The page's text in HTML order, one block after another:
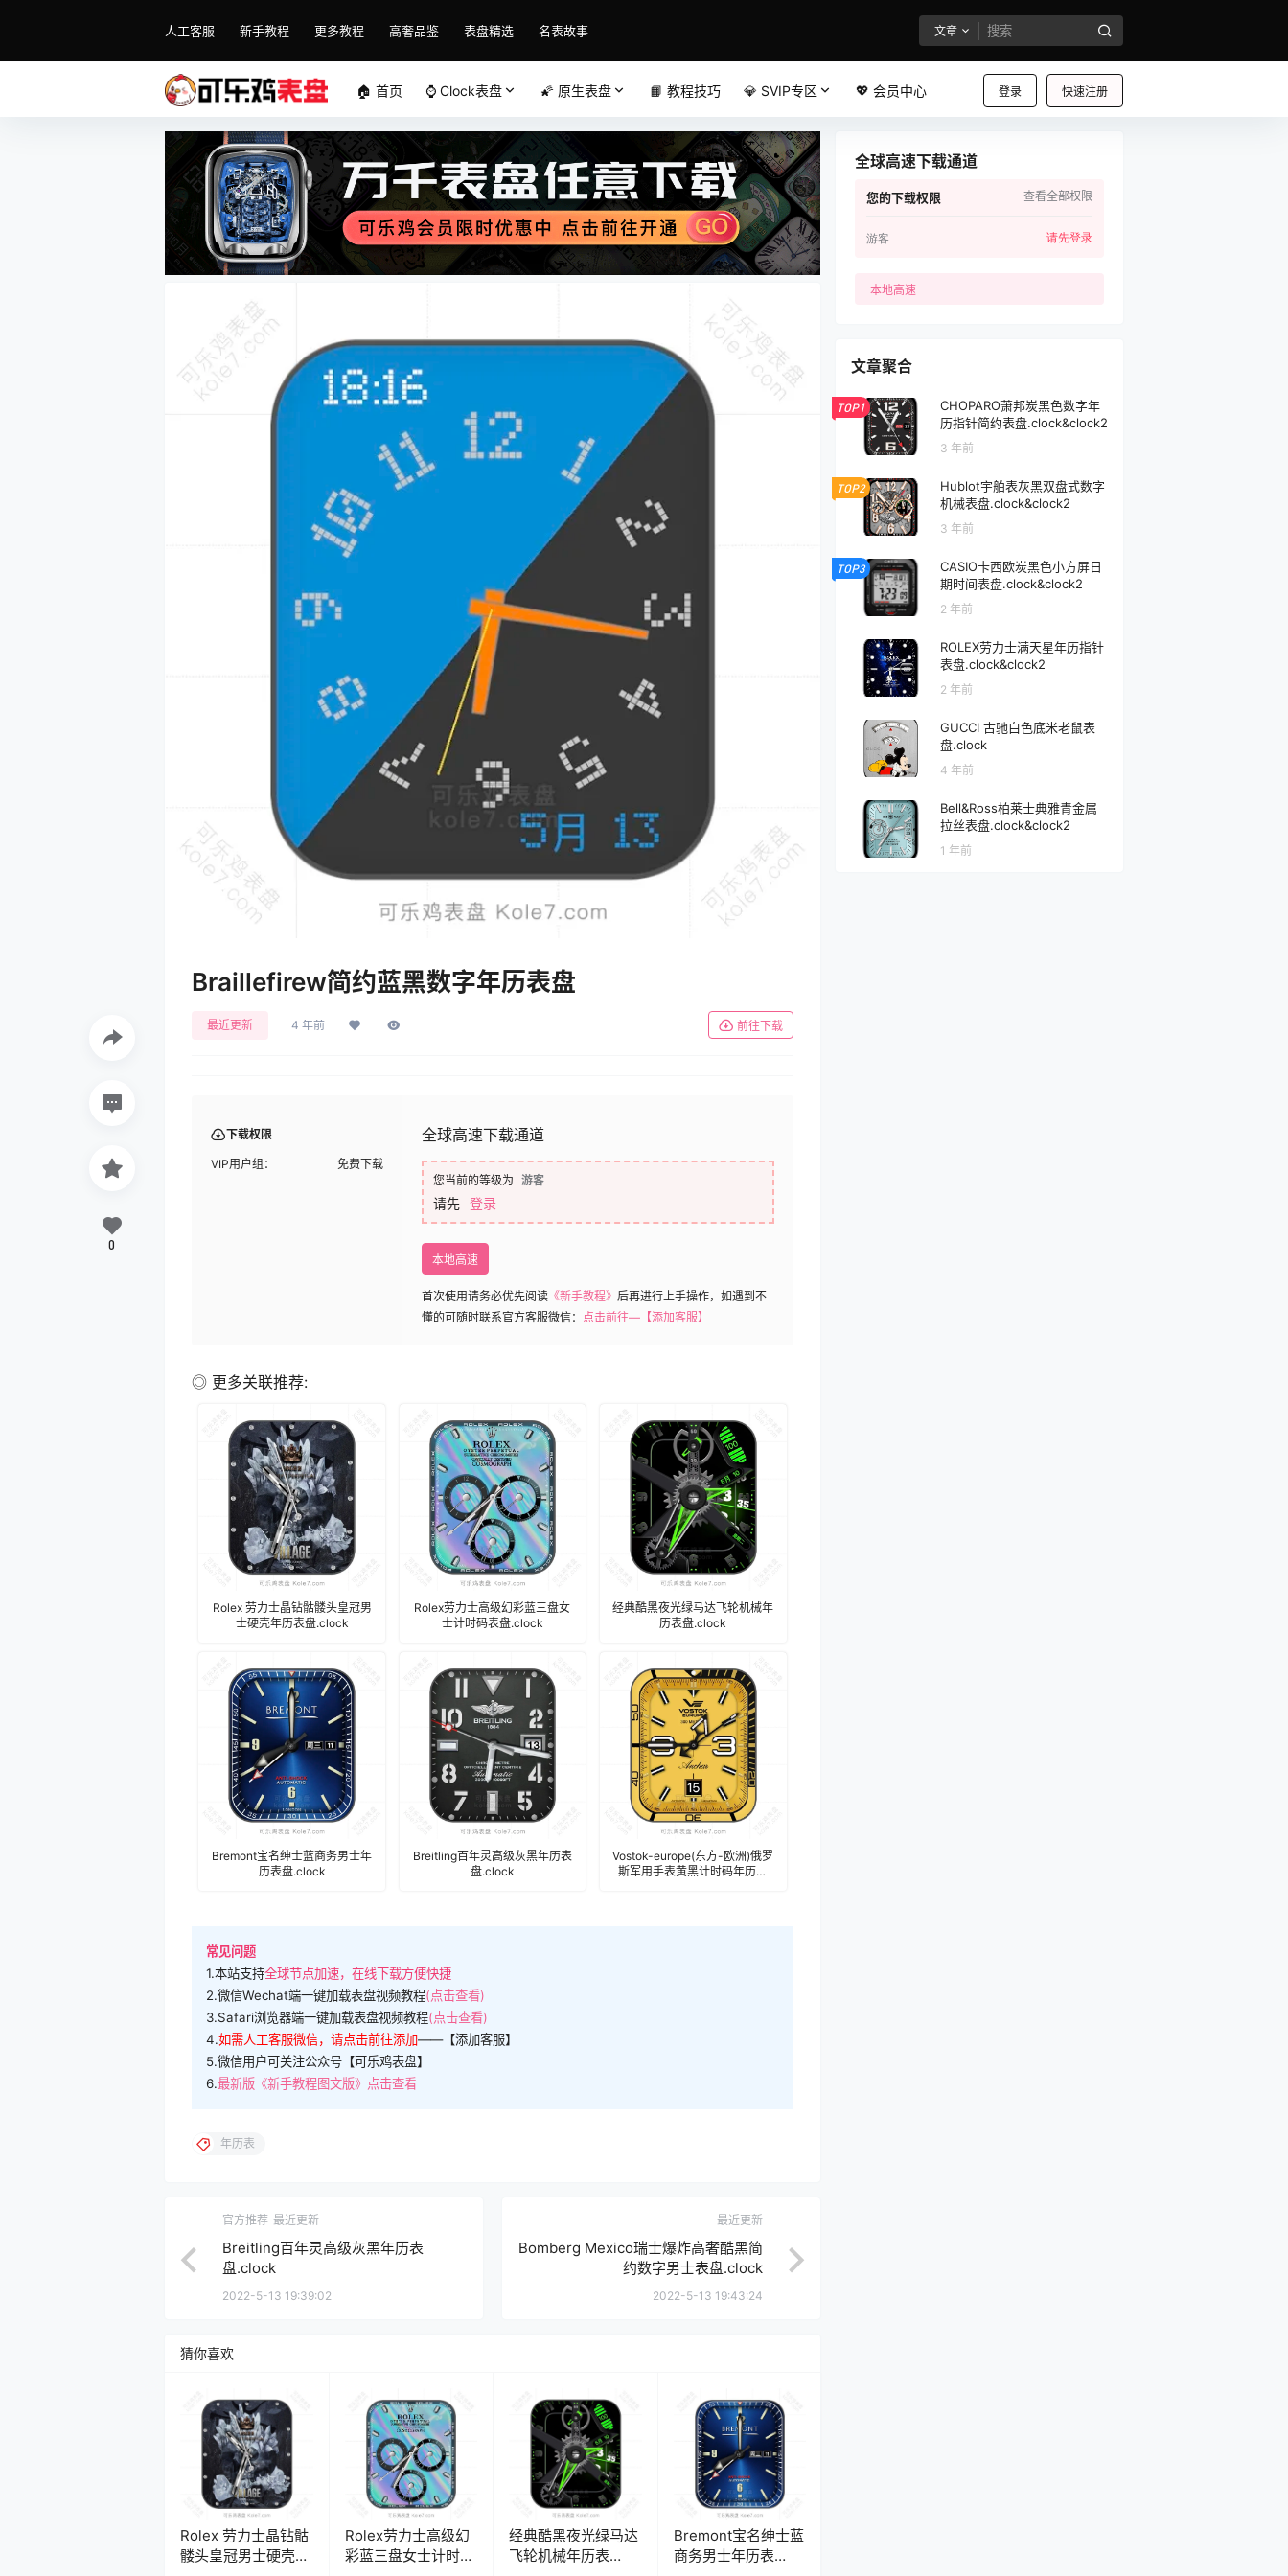
人工客服 新手教程 更多教程 高奢品鉴 表盘精选 名表故事 文章
登录 快速注册
🏠 首页 ⌚️ Clock表盘 🌠 原生表盘 📙 教程技巧 💎 SVIP专区 💖 会员中心
Braillefirew简约蓝黑数字年历表盘
最近更新 4 年前 前往下载
下载权限
VIP用户组： 免费下载
全球高速下载通道
您当前的等级为 游客
请先 登录
本地高速
首次使用请务必优先阅读 《新手教程》 后再进行上手操作，如遇到不
懂的可随时联系官方客服微信： 点击前往—【添加客服】
◎ 更多关联推荐:
Rolex 劳力士晶钻骷髅头皇冠男
士硬壳年历表盘.clock
Rolex劳力士高级幻彩蓝三盘女
士计时码表盘.clock
经典酷黑夜光绿马达飞轮机械年
历表盘.clock
Bremont宝名绅士蓝商务男士年
历表盘.clock
Breitling百年灵高级灰黑年历表
盘.clock
Vostok-europe(东方-欧洲)俄罗
斯军用手表黄黑计时码年历表
常见问题
1.本站支持全球节点加速，在线下载方便快捷
2.微信Wechat端一键加载表盘视频教程(点击查看)
3.Safari浏览器端一键加载表盘视频教程(点击查看)
4.如需人工客服微信，请点击前往添加——【添加客服】
5.微信用户可关注公众号【可乐鸡表盘】
6.最新版《新手教程图文版》点击查看
0
年历表
官方推荐 最近更新
Breitling百年灵高级灰黑年历表
盘.clock
2022-5-13 19:39:02
最近更新
Bomberg Mexico瑞士爆炸高奢酷黑简
约数字男士表盘.clock
2022-5-13 19:43:24
猜你喜欢
Rolex 劳力士晶钻骷
髅头皇冠男士硬壳年
Rolex劳力士高级幻
彩蓝三盘女士计时码
经典酷黑夜光绿马达
飞轮机械年历表
Bremont宝名绅士蓝
商务男士年历表
全球高速下载通道
您的下载权限 查看全部权限
游客 请先登录
本地高速
文章聚合
TOP1
CHOPARO萧邦炭黑色数字年
历指针简约表盘.clock&clock2
3 年前
TOP2
Hublot宇舶表灰黑双盘式数字
机械表盘.clock&clock2
3 年前
TOP3
CASIO卡西欧炭黑色小方屏日
期时间表盘.clock&clock2
2 年前
ROLEX劳力士满天星年历指针
表盘.clock&clock2
2 年前
GUCCI 古驰白色底米老鼠表
盘.clock
4 年前
Bell&Ross柏莱士典雅青金属
拉丝表盘.clock&clock2
1 年前